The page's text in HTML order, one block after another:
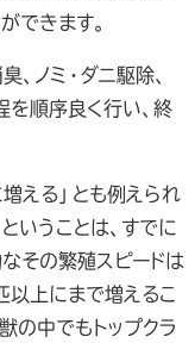
できます。
ノミ・ダニ駆除、
を順序良く行い、終
える」とも例えられ
いうことは、すでに
その繁殖スピードは
以上にまで増えるこ
の中でもトップクラ